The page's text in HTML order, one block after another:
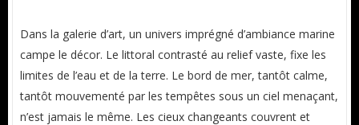
Dans la galerie d’art, un univers imprégné d’ambiance marine
campe le décor. Le littoral contrasté au relief vaste, fixe les
limites de l’eau et de la terre. Le bord de mer, tantôt calme,
tantôt mouvementé par les tempêtes sous un ciel menaçant,
n’est jamais le même. Les cieux changeants couvrent et